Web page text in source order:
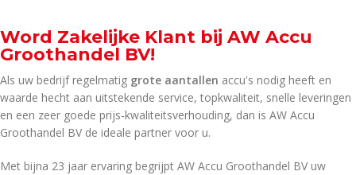
Word Zakelijke Klant bij AW Accu
Groothandel BV!
Als uw bedrijf regelmatig grote aantallen accu's nodig heeft en
waarde hecht aan uitstekende service, topkwaliteit, snelle leveringen
en een zeer goede prijs-kwaliteitsverhouding, dan is AW Accu
Groothandel BV de ideale partner voor u.
Met bijna 23 jaar ervaring begrijpt AW Accu Groothandel BV uw